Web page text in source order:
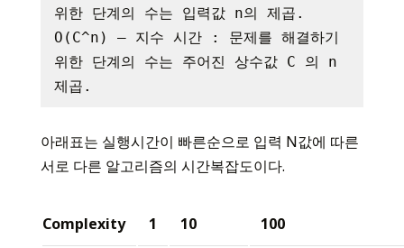
위한 단계의 수는 입력값 n의 제곱.
O(C^n) – 지수 시간 : 문제를 해결하기
위한 단계의 수는 주어진 상수값 C 의 n
아래표는 실행시간이 빠른순으로 입력 N값에 따른
서로 다른 알고리즘의 시간복잡도이다.
Complexity 1 10 100